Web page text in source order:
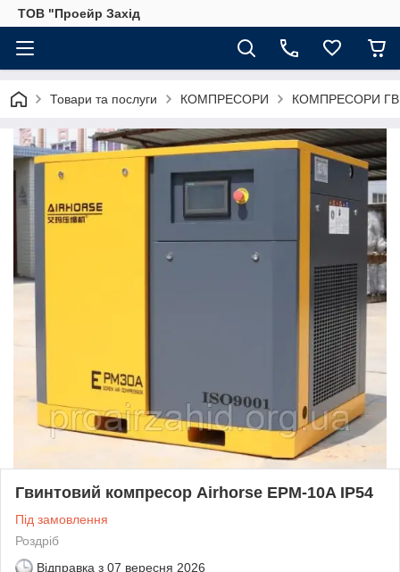
ТОВ "Проейр Захід
Товари та послуги КОМПРЕСОРИ КОМПРЕСОРИ
Гвинтовий компресор Airhorse EPM-10A IP54
Під замовлення
Роздріб
Відправка з 07 вересня 2026